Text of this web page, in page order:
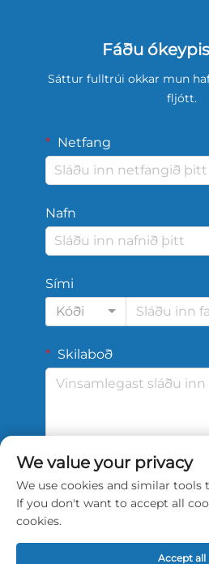
Fáðu
Sáttur fulltrúi okkar mun
fljótt.
Netfang
Nafn
Sími
Kóði
Skilaboð
Senda
We value your privacy
We use cookies and similar tools
If you don't want to accept all
cookies.
Accept all